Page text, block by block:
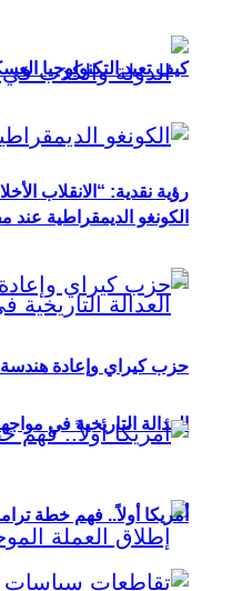
رؤية نقدية: “الانقلاب
العدالة التاريخية في
كيف تعيد التكنولوجيا
الكونغو الديمقراطية عند
حزب كيراي وإعادة
أمريكا أولاً.. فهم خطة